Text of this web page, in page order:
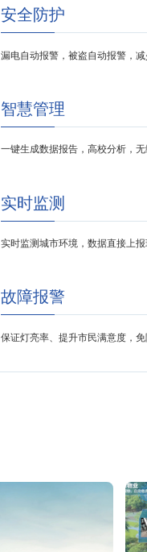
安全防护
漏电自动报警，被盗自动报警，减
智慧管理
一键生成数据报告，高校分析，无
实时监测
实时监测城市环境，数据直接上
故障报警
保证灯亮率、提升市民满意度，